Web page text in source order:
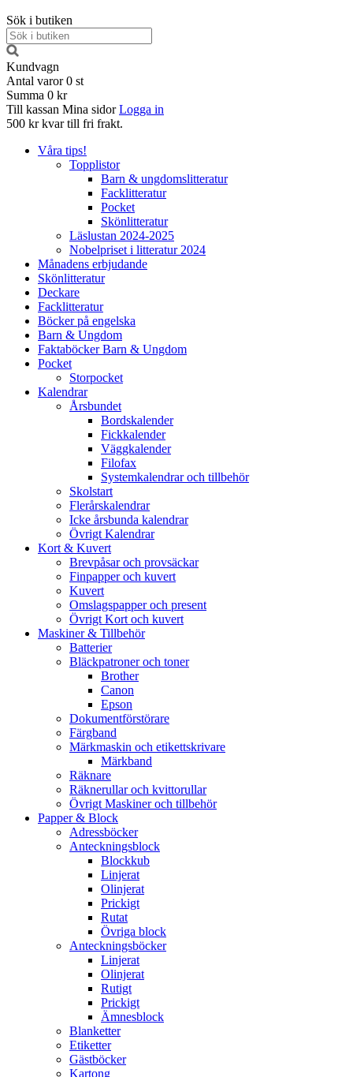
Sök i butiken
Kundvagn
Antal varor 0 st
Summa 0 kr
Till kassan Mina sidor Logga in
500 kr kvar till fri frakt.
Våra tips!
Topplistor
Barn & ungdomslitteratur
Facklitteratur
Pocket
Skönlitteratur
Läslustan 2024-2025
Nobelpriset i litteratur 2024
Månadens erbjudande
Skönlitteratur
Deckare
Facklitteratur
Böcker på engelska
Barn & Ungdom
Faktaböcker Barn & Ungdom
Pocket
Storpocket
Kalendrar
Årsbundet
Bordskalender
Fickkalender
Väggkalender
Filofax
Systemkalendrar och tillbehör
Skolstart
Flerårskalendrar
Icke årsbunda kalendrar
Övrigt Kalendrar
Kort & Kuvert
Brevpåsar och provsäckar
Finpapper och kuvert
Kuvert
Omslagspapper och present
Övrigt Kort och kuvert
Maskiner & Tillbehör
Batterier
Bläckpatroner och toner
Brother
Canon
Epson
Dokumentförstörare
Färgband
Märkmaskin och etikettskrivare
Märkband
Räknare
Räknerullar och kvittorullar
Övrigt Maskiner och tillbehör
Papper & Block
Adressböcker
Anteckningsblock
Blockkub
Linjerat
Olinjerat
Prickigt
Rutat
Övriga block
Anteckningsböcker
Linjerat
Olinjerat
Rutigt
Prickigt
Ämnesblock
Blanketter
Etiketter
Gästböcker
Kartong